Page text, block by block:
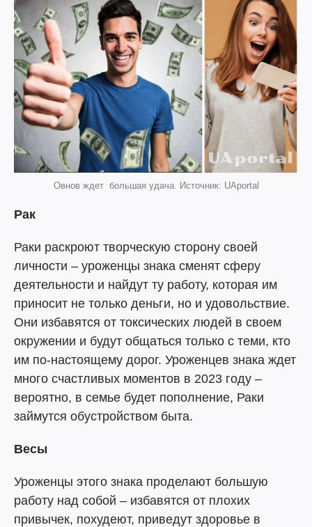
Овнов ждет большая удача. Источник: UAportal
Рак
Раки раскроют творческую сторону своей
личности – уроженцы знака сменят сферу
деятельности и найдут ту работу, которая им
приносит не только деньги, но и удовольствие.
Они избавятся от токсических людей в своем
окружении и будут общаться только с теми, кто
им по-настоящему дорог. Уроженцев знака ждет
много счастливых моментов в 2023 году –
вероятно, в семье будет пополнение, Раки
займутся обустройством быта.
Весы
Уроженцы этого знака проделают большую
работу над собой – избавятся от плохих
привычек, похудеют, приведут здоровье в